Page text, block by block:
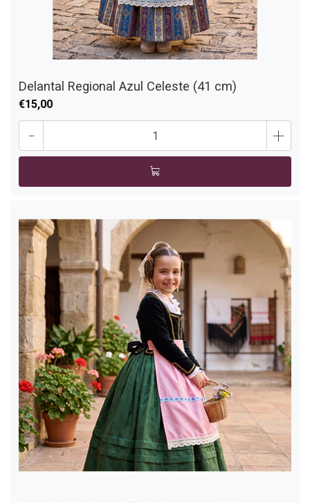
Delantal Regional Azul Celeste (41 cm)
€15,00
- +